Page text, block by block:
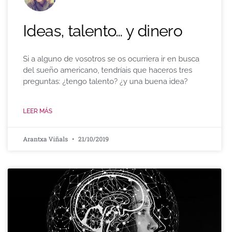
Ideas, talento… y dinero
Si a alguno de vosotros se os ocurriera ir en busca
del sueño americano, tendríais que haceros tres
preguntas: ¿tengo talento? ¿y una buena idea?
LEER MÁS
Arantxa Viñals 21/10/2019